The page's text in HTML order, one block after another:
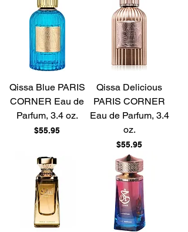
Qissa Blue PARIS
CORNER Eau de
Parfum, 3.4 oz.
Price
$55.95
Qissa Delicious
PARIS CORNER
Eau de Parfum, 3.4
oz.
Price
$55.95